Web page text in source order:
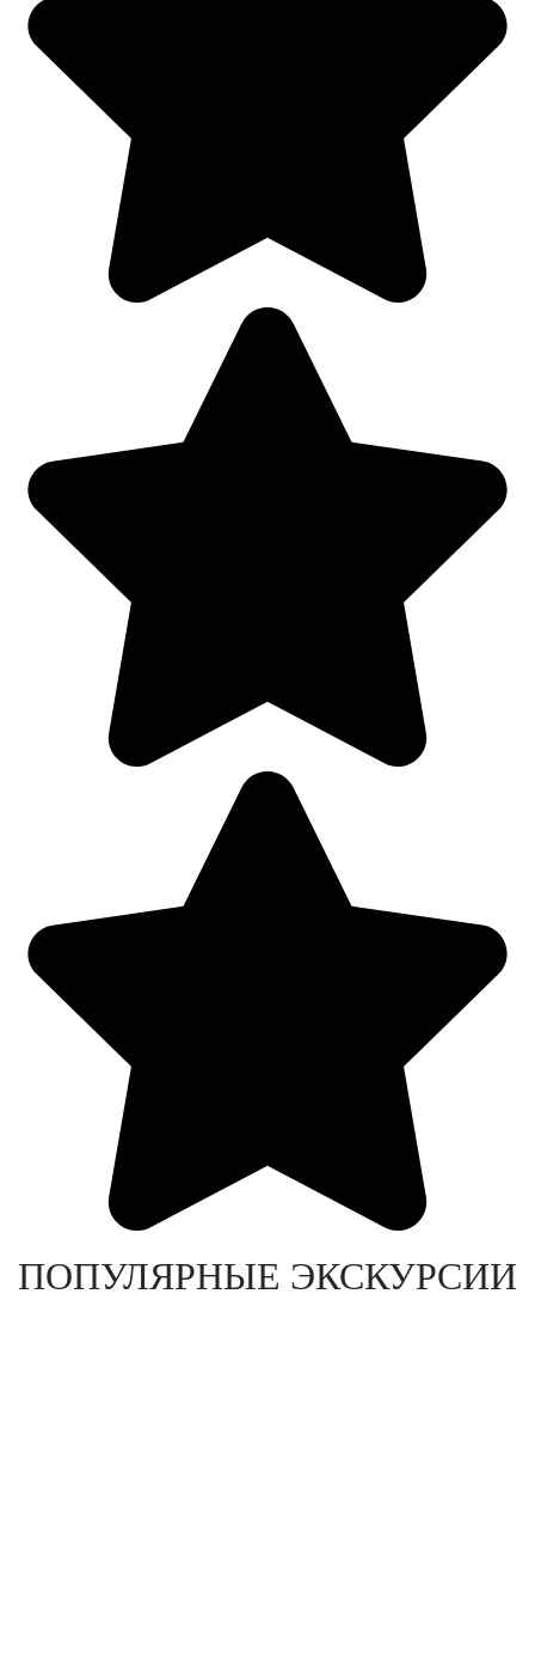
ПОПУЛЯРНЫЕ ЭКСКУРСИИ